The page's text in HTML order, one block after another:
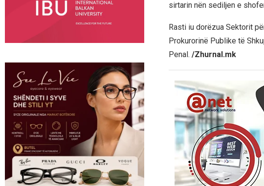
sirtarin nën sediljen e
Rasti iu dorëzua Sektorit
Prokurorinë Publike të
Penal. /Zhurnal.mk